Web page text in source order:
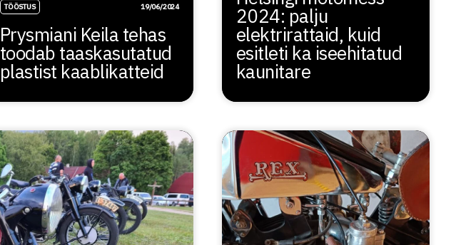
TÖÖSTUS 19/06/2024
Prysmiani Keila tehas
toodab taaskasutatud
plastist kaablikatteid
2024: palju
elektrirattaid, kuid
esitleti ka iseehitatud
kaunitare